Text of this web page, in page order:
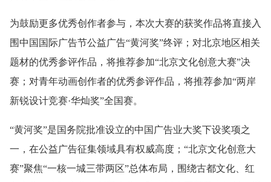
为鼓励更多优秀创作者参与，本次大赛的获奖作品将直接入
围中国国际广告节公益广告“黄河奖”终评；对北京地区相关
题材的优秀参评作品，将推荐参加“北京文化创意大赛”决
赛；对青年动画创作者的优秀参评作品，将推荐参加“两岸
新锐设计竞赛·华灿奖”全国赛。
“黄河奖”是国务院批准设立的中国广告业大奖下设奖项之
一，在公益广告征集领域具有权威高度；“北京文化创意大
赛”聚焦“一核一城三带两区”总体布局，围绕古都文化、红